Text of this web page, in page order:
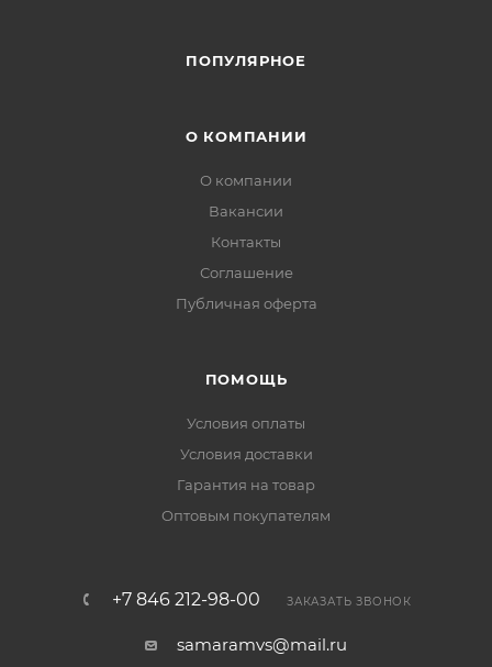
ПОПУЛЯРНОЕ
О КОМПАНИИ
О компании
Вакансии
Контакты
Соглашение
Публичная оферта
ПОМОЩЬ
Условия оплаты
Условия доставки
Гарантия на товар
Оптовым покупателям
+7 846 212-98-00 ЗАКАЗАТЬ ЗВОНОК
samaramvs@mail.ru